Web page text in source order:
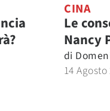
CINA
Le
Nancy
di
14 Agosto